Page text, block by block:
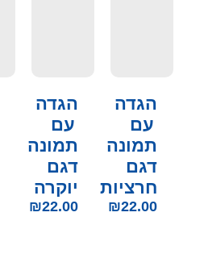
הגדה
עם
תמונה
דגם
חרציות
₪22.00
הגדה
עם
תמונה
דגם
יוקרה
₪22.00